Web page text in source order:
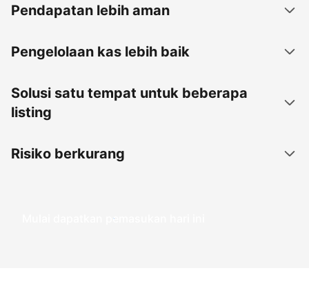
Pendapatan lebih aman
Pengelolaan kas lebih baik
Solusi satu tempat untuk beberapa
listing
Risiko berkurang
Mulai dapatkan pemasukan hari ini